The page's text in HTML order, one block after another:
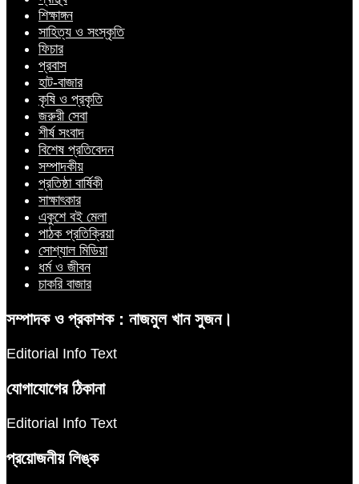
শিক্ষাঙ্গন
সাহিত্য ও সংস্কৃতি
ফিচার
প্রবাস
হাট-বাজার
কৃষি ও প্রকৃতি
জরুরী সেবা
শীর্ষ সংবাদ
বিশেষ প্রতিবেদন
সম্পাদকীয়
প্রতিষ্ঠা বার্ষিকী
সাক্ষাৎকার
একুশে বই মেলা
পাঠক প্রতিক্রিয়া
সোশ্যাল মিডিয়া
ধর্ম ও জীবন
চাকরি বাজার
সম্পাদক ও প্রকাশক : নাজমুল খান সুজন।
Editorial Info Text
যোগাযোগের ঠিকানা
Editorial Info Text
প্রয়োজনীয় লিঙ্ক